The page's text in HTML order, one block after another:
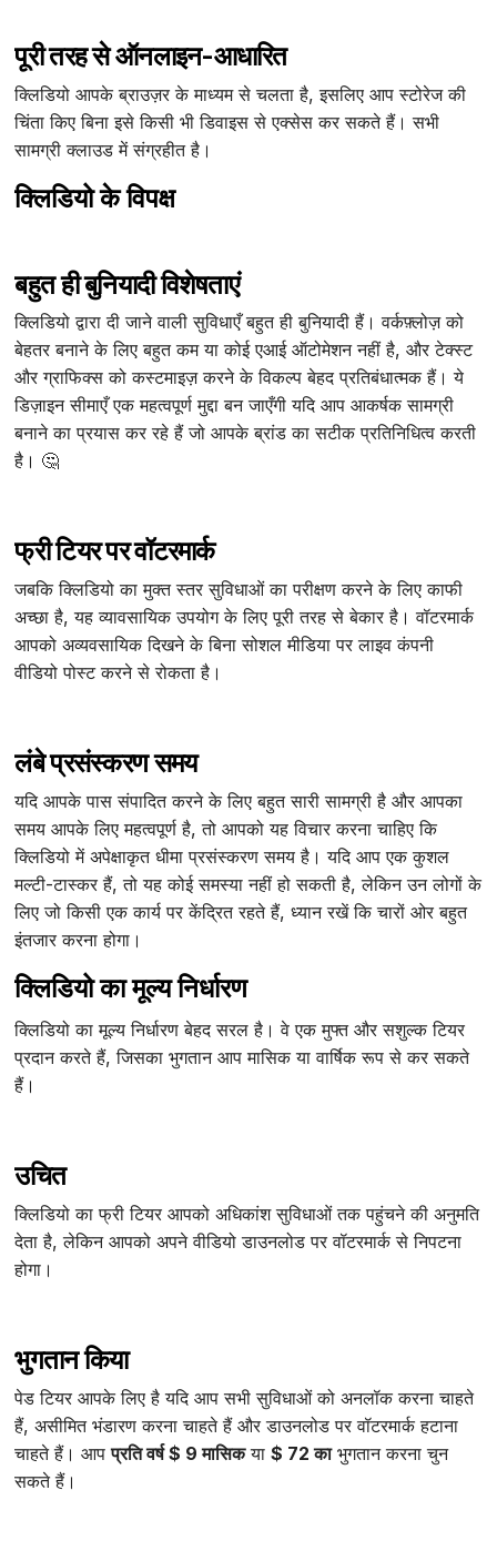
पूरी तरह से ऑनलाइन-आधारित
क्लिडियो आपके ब्राउज़र के माध्यम से चलता है, इसलिए आप स्टोरेज की
चिंता किए बिना इसे किसी भी डिवाइस से एक्सेस कर सकते हैं। सभी
सामग्री क्लाउड में संग्रहीत है।
क्लिडियो के विपक्ष
बहुत ही बुनियादी विशेषताएं
क्लिडियो द्वारा दी जाने वाली सुविधाएँ बहुत ही बुनियादी हैं। वर्कफ़्लोज़ को
बेहतर बनाने के लिए बहुत कम या कोई एआई ऑटोमेशन नहीं है, और टेक्स्ट
और ग्राफिक्स को कस्टमाइज़ करने के विकल्प बेहद प्रतिबंधात्मक हैं। ये
डिज़ाइन सीमाएँ एक महत्वपूर्ण मुद्दा बन जाएँगी यदि आप आकर्षक सामग्री
बनाने का प्रयास कर रहे हैं जो आपके ब्रांड का सटीक प्रतिनिधित्व करती
है। 🤔
फ्री टियर पर वॉटरमार्क
जबकि क्लिडियो का मुक्त स्तर सुविधाओं का परीक्षण करने के लिए काफी
अच्छा है, यह व्यावसायिक उपयोग के लिए पूरी तरह से बेकार है। वॉटरमार्क
आपको अव्यवसायिक दिखने के बिना सोशल मीडिया पर लाइव कंपनी
वीडियो पोस्ट करने से रोकता है।
लंबे प्रसंस्करण समय
यदि आपके पास संपादित करने के लिए बहुत सारी सामग्री है और आपका
समय आपके लिए महत्वपूर्ण है, तो आपको यह विचार करना चाहिए कि
क्लिडियो में अपेक्षाकृत धीमा प्रसंस्करण समय है। यदि आप एक कुशल
मल्टी-टास्कर हैं, तो यह कोई समस्या नहीं हो सकती है, लेकिन उन लोगों के
लिए जो किसी एक कार्य पर केंद्रित रहते हैं, ध्यान रखें कि चारों ओर बहुत
इंतजार करना होगा।
क्लिडियो का मूल्य निर्धारण
क्लिडियो का मूल्य निर्धारण बेहद सरल है। वे एक मुफ्त और सशुल्क टियर
प्रदान करते हैं, जिसका भुगतान आप मासिक या वार्षिक रूप से कर सकते
हैं।
उचित
क्लिडियो का फ्री टियर आपको अधिकांश सुविधाओं तक पहुंचने की अनुमति
देता है, लेकिन आपको अपने वीडियो डाउनलोड पर वॉटरमार्क से निपटना
होगा।
भुगतान किया
पेड टियर आपके लिए है यदि आप सभी सुविधाओं को अनलॉक करना चाहते
हैं, असीमित भंडारण करना चाहते हैं और डाउनलोड पर वॉटरमार्क हटाना
चाहते हैं। आपप्रति वर्ष $ 9 मासिकया$ 72 काभुगतान करना चुन
सकते हैं।